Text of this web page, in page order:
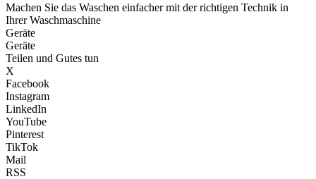
Machen Sie das Waschen einfacher mit der richtigen Technik in
Ihrer Waschmaschine
Geräte
Geräte
Teilen und Gutes tun
X
Facebook
Instagram
LinkedIn
YouTube
Pinterest
TikTok
Mail
RSS